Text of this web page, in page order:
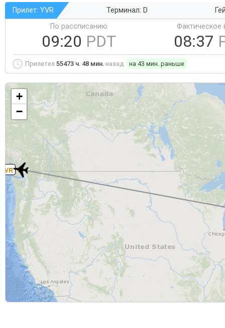
Прилет: YVR Терминал: D
По рассписанию
09:20 PDT
Фактическое
08:37
Прилетел 55473 ч. 48 мин. назад на 43 мин. раньше
YVR
+
−